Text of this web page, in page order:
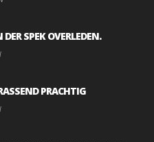
SPEK OVERLEDEN.
PRACHTIG